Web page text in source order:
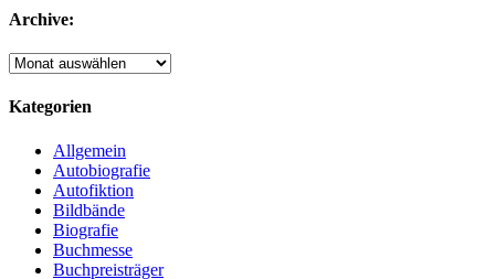
Archive:
Archive:
Kategorien
Allgemein
Autobiografie
Autofiktion
Bildbände
Biografie
Buchmesse
Buchpreisträger